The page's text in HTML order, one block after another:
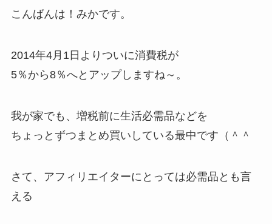
こんばんは！みかです。
2014年4月1日よりついに消費税が
5％から8％へとアップしますね～。
我が家でも、増税前に生活必需品などを
ちょっとずつまとめ買いしている最中です（＾＾
さて、アフィリエイターにとっては必需品とも言
える